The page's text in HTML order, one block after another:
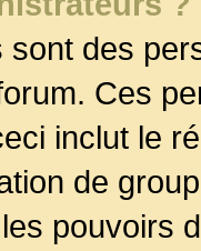
sont des
Ces
inclut le
de
pouvoirs